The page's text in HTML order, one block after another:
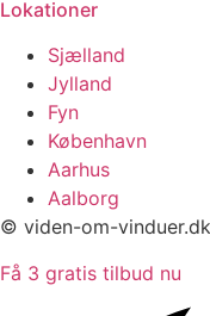
Lokationer
Sjælland
Jylland
Fyn
København
Aarhus
Aalborg
© viden-om-vinduer.dk
Få 3 gratis tilbud nu